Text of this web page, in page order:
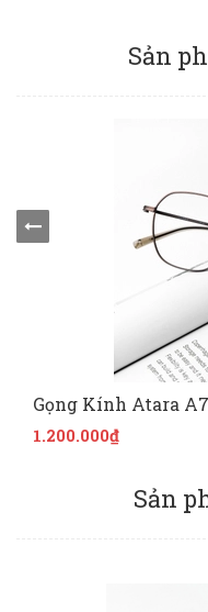
Sản
Gọng Kính Atara
1.200.000₫
Sản